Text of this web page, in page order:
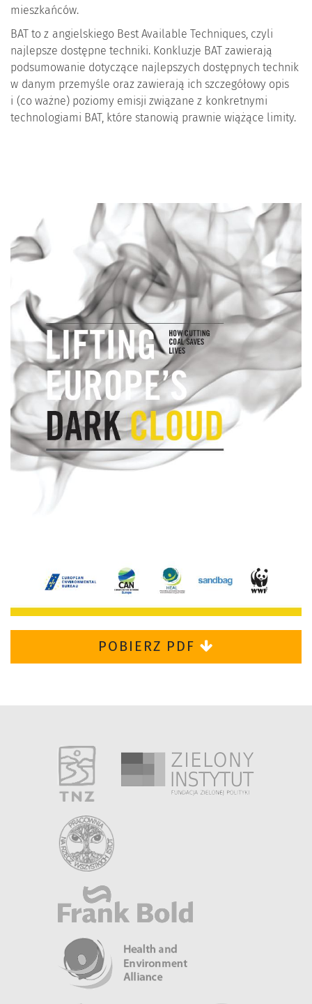
mieszkańców.
BAT to z angielskiego Best Available Techniques, czyli
najlepsze dostępne techniki. Konkluzje BAT zawierają
podsumowanie dotyczące najlepszych dostępnych technik
w danym przemyśle oraz zawierają ich szczegółowy opis
i (co ważne) poziomy emisji związane z konkretnymi
technologiami BAT, które stanowią prawnie wiążące limity.
POBIERZ PDF